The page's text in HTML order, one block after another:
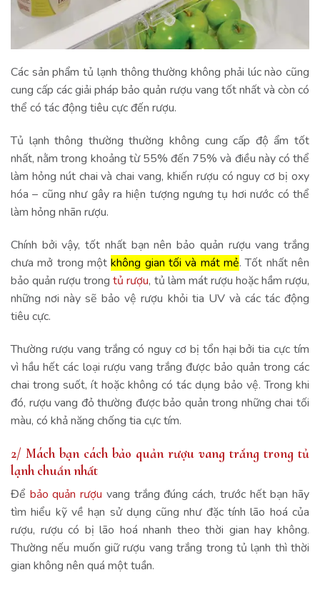
Các sản phẩm tủ lạnh thông thường không phải lúc nào cũng
cung cấp các giải pháp bảo quản rượu vang tốt nhất và còn có
thể có tác động tiêu cực đến rượu.
Tủ lạnh thông thường thường không cung cấp độ ẩm tốt
nhất, nằm trong khoảng từ 55% đến 75% và điều này có thể
làm hỏng nút chai và chai vang, khiến rượu có nguy cơ bị oxy
hóa – cũng như gây ra hiện tượng ngưng tụ hơi nước có thể
làm hỏng nhãn rượu.
Chính bởi vậy, tốt nhất bạn nên bảo quản rượu vang trắng
chưa mở trong mộtkhông gian tối và mát mẻ. Tốt nhất nên
bảo quản rượu trongtủ rượu, tủ làm mát rượu hoặc hầm rượu,
những nơi này sẽ bảo vệ rượu khỏi tia UV và các tác động
tiêu cực.
Thường rượu vang trắng có nguy cơ bị tổn hại bởi tia cực tím
vì hầu hết các loại rượu vang trắng được bảo quản trong các
chai trong suốt, ít hoặc không có tác dụng bảo vệ. Trong khi
đó, rượu vang đỏ thường được bảo quản trong những chai tối
màu, có khả năng chống tia cực tím.
2/ Mách bạn cách bảo quản rượu vang trắng trong tủ
lạnh chuẩn nhất
Để bảo quản rượu vang trắng đúng cách, trước hết bạn hãy
tìm hiểu kỹ về hạn sử dụng cũng như đặc tính lão hoá của
rượu, rượu có bị lão hoá nhanh theo thời gian hay không.
Thường nếu muốn giữ rượu vang trắng trong tủ lạnh thì thời
gian không nên quá một tuần.